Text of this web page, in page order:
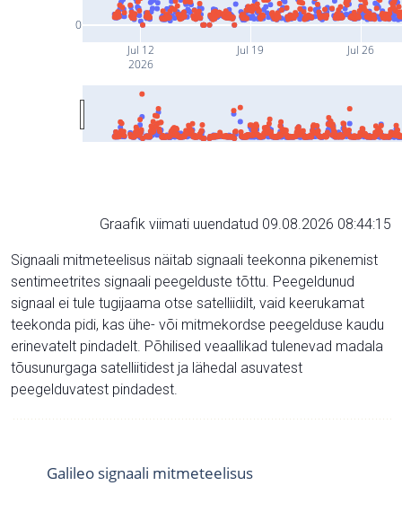
Jul 12
2026
Jul 19 Jul 26
0
Graafik viimati uuendatud 09.08.2026 08:44:15
Signaali mitmeteelisus näitab signaali teekonna pikenemist
sentimeetrites signaali peegelduste tõttu. Peegeldunud
signaal ei tule tugijaama otse satelliidilt, vaid keerukamat
teekonda pidi, kas ühe- või mitmekordse peegelduse kaudu
erinevatelt pindadelt. Põhilised veaallikad tulenevad madala
tõusunurgaga satelliitidest ja lähedal asuvatest
peegelduvatest pindadest.
Galileo signaali mitmeteelisus